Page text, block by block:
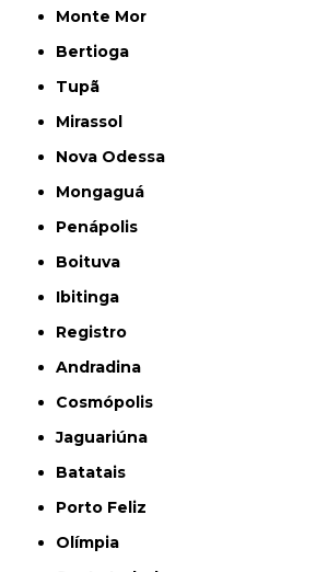
Monte Mor
Bertioga
Tupã
Mirassol
Nova Odessa
Mongaguá
Penápolis
Boituva
Ibitinga
Registro
Andradina
Cosmópolis
Jaguariúna
Batatais
Porto Feliz
Olímpia